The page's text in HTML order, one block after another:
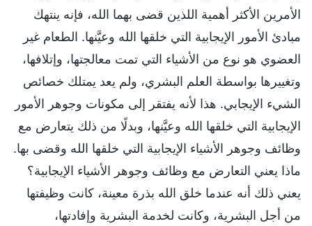
الأمرين الأكثر أهمية اللذين قضى بهما الله، فإنه ينتهك
مبادئ الأمور الإيجابية التي خلقها الله وعيَّنها. الطعام غير
العضوي هو نوع من الأشياء التي تمت معالجتها، وإتلافها،
وتغييرها بواسطة العلم البشري، ولم يعد يمتلك خصائص
الشيء الإيجابي. هذا لأنه يفتقر إلى مكونات وجوهر الأمور
الإيجابية التي خلقها الله وعيَّنها، وبدلًا من ذلك يتعارض مع
وظائف وجوهر الأشياء الإيجابية التي خلقها الله وقضى بها.
ماذا يعني التعارض مع وظائف وجوهر الأشياء الإيجابية؟
يعني ذلك أنه عندما خلق الله بذرة معينة، كانت وظيفتها
من أجل البشرية، وكانت لخدمة البشرية وإفادتها،